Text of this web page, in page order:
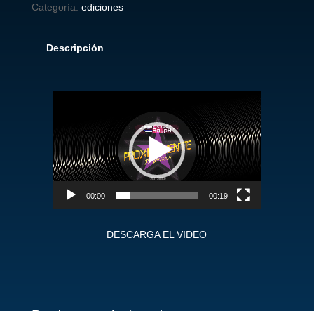
Categoría: ediciones
Descripción
00:00 00:19
DESCARGA EL VIDEO